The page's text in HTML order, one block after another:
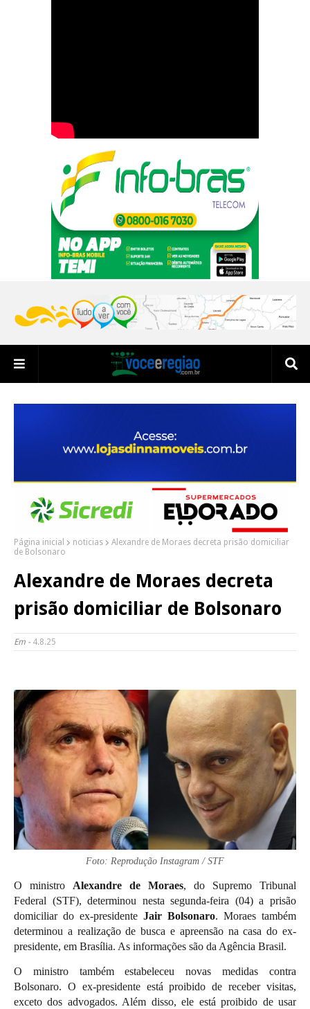
Página inicial noticias
Alexandre de Moraes decreta prisão domiciliar
de Bolsonaro
Alexandre de Moraes decreta
prisão domiciliar de Bolsonaro
Em - 4.8.25
Foto: Reprodução Instagram / STF
O ministro Alexandre de Moraes, do Supremo Tribunal
Federal (STF), determinou nesta segunda-feira (04) a prisão
domiciliar do ex-presidente Jair Bolsonaro. Moraes também
determinou a realização de busca e apreensão na casa do ex-
presidente, em Brasília. As informações são da Agência Brasil.
O ministro também estabeleceu novas medidas contra
Bolsonaro. O ex-presidente está proibido de receber visitas,
exceto dos advogados. Além disso, ele está proibido de usar